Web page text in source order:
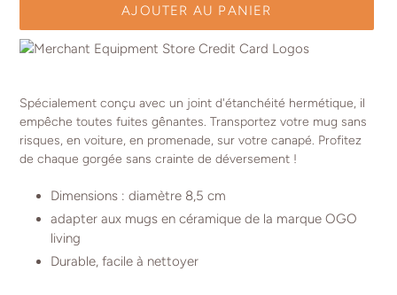
AJOUTER AU PANIER
produit
votre
Spécialement conçu avec un joint d'étanchéité hermétique, il
empêche toutes fuites gênantes. Transportez votre mug sans
risques, en voiture, en promenade, sur votre canapé. Profitez
de chaque gorgée sans crainte de déversement !
Dimensions : diamètre 8,5 cm
adapter aux mugs en céramique de la marque OGO
living
Durable, facile à nettoyer